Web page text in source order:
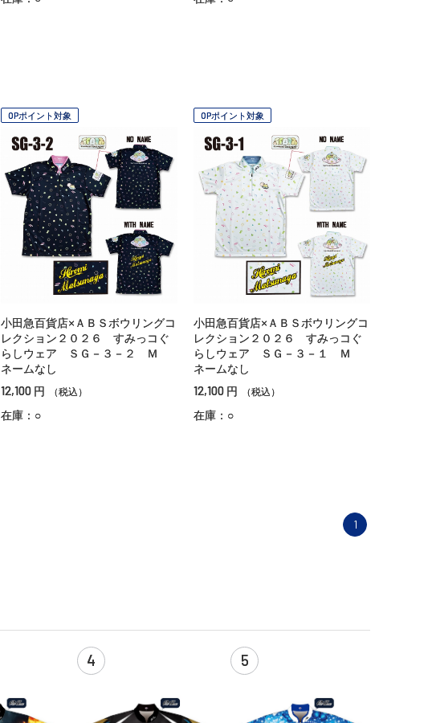
OPポイント対象
小田急百貨店×ＡＢＳボウリングコ
レクション２０２６ すみっコぐ
らしウェア ＳＧ－３－２ Ｍ
ネームなし
12,100 円 （税込）
在庫：○
OPポイント対象
小田急百貨店×ＡＢＳボウリングコ
レクション２０２６ すみっコぐ
らしウェア ＳＧ－３－１ Ｍ
ネームなし
12,100 円 （税込）
在庫：○
1
4 5